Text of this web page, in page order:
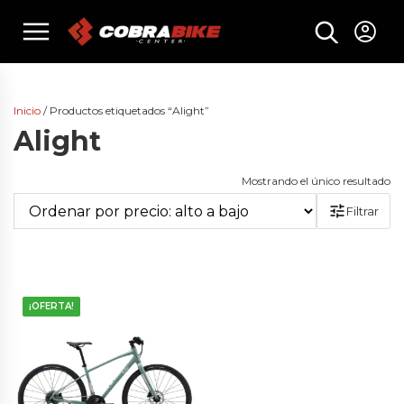
menu
Inicio / Productos etiquetados “Alight”
Alight
Mostrando el único resultado
Filtrar
¡OFERTA!